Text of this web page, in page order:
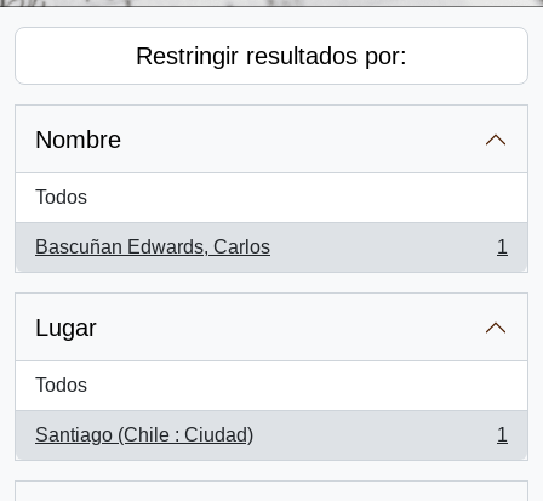
Restringir resultados por:
Nombre
Todos
Bascuñan Edwards, Carlos
, 1 resultados
1
Lugar
Todos
Santiago (Chile : Ciudad)
, 1 resultados
1